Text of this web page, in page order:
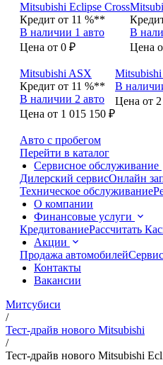
Mitsubishi Eclipse Cross
Кредит от 11 %**
В наличии 1 авто
Цена от 0 ₽
В
Цена
Mitsubishi ASX
Кредит от 11 %**
В наличии 2 авто
Цена от 1 015 150 ₽
Mitsubishi
В
Цена от
Авто с пробегом
Перейти в каталог
Сервисное обслуживание
Дилерский сервисОнлайн
Техническое обслуживание
О компании
Финансовые услуги
КредитованиеРассчитать
Акции
Продажа автомобилейСервис
Контакты
Вакансии
Митсубиси
/
Тест-драйв нового Mitsubishi
/
Тест-драйв нового Mitsubishi